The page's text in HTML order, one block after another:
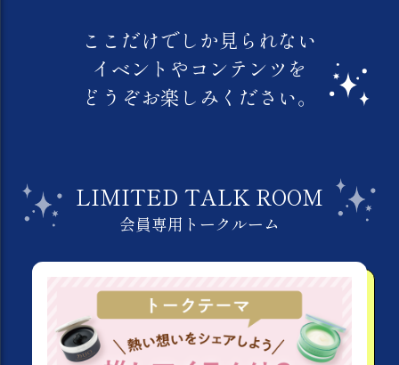
ここだけでしか見られない
イベントやコンテンツを
どうぞお楽しみください。
LIMITED TALK ROOM
会員専用トークルーム